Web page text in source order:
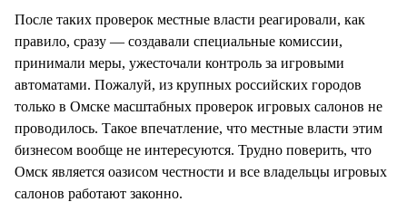
После таких проверок местные власти реагировали, как
правило, сразу — создавали специальные комиссии,
принимали меры, ужесточали контроль за игровыми
автоматами. Пожалуй, из крупных российских городов
только в Омске масштабных проверок игровых салонов не
проводилось. Такое впечатление, что местные власти этим
бизнесом вообще не интересуются. Трудно поверить, что
Омск является оазисом честности и все владельцы игровых
салонов работают законно.